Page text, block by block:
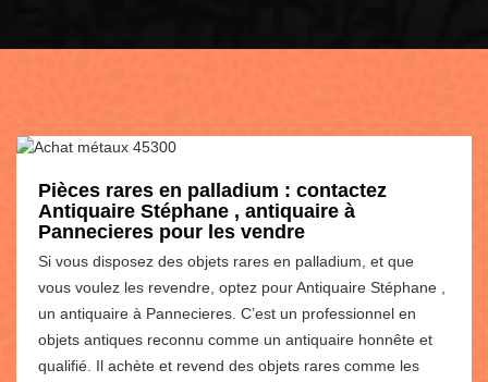
Pièces rares en palladium : contactez
Antiquaire Stéphane , antiquaire à
Pannecieres pour les vendre
Si vous disposez des objets rares en palladium, et que
vous voulez les revendre, optez pour Antiquaire Stéphane ,
un antiquaire à Pannecieres. C’est un professionnel en
objets antiques reconnu comme un antiquaire honnête et
qualifié. Il achète et revend des objets rares comme les